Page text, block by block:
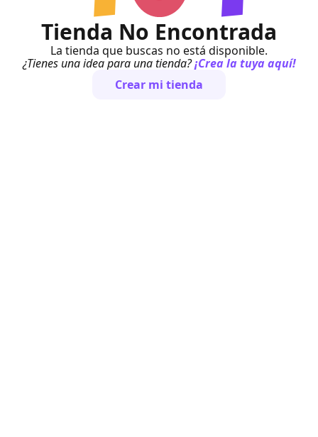
Tienda No Encontrada
La tienda que buscas no está disponible.
¿Tienes una idea para una tienda? ¡Crea la tuya aquí!
Crear mi tienda